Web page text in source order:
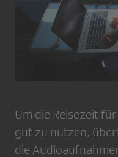
Um die Reisezeit
gut zu nutzen,
die